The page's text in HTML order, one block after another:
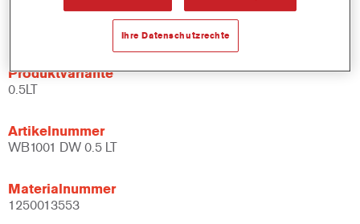
Bedingungen und mit unterschiedlichen
Anwendungstechniken verarbeitet werden.
Produktvariante
0.5LT
Artikelnummer
WB1001 DW 0.5 LT
Materialnummer
1250013553
Ihre Datenschutzrechte